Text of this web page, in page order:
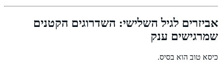
אביזרים לגיל השלישי: השדרוגים הקטנים
שמרגישים ענק
כיסא טוב הוא בסיס.